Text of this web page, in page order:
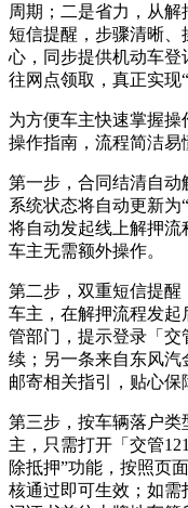
周期；二是省力，从
短信提醒，步骤清晰
心，同步提供机动车
往网点领取，真正实现
为方便车主快速掌握
操作指南，流程简洁易
第一步，合同结清自动
系统状态将自动更新为
将自动发起线上解押流
车主无需额外操作。
第二步，双重短信提
车主，在解押流程发
管部门，提示登录「交
续；另一条来自东风
邮寄相关指引，贴心保
第三步，按车辆落户
主，只需打开「交管
除抵押”功能，按照页
核通过即可生效；如